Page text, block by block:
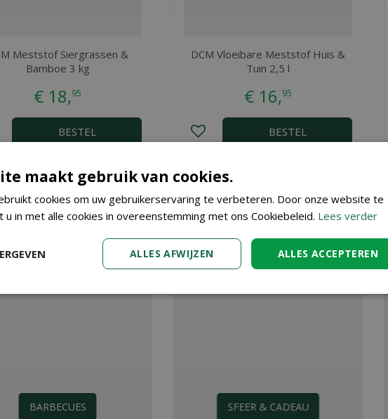
Meststof Siergrassen &
Bamboe 3 kg
€ 18,95
BESTEL
DCM Vloeibare Meststof Huis &
Tuin 2,5 l
€ 16,95
BESTEL
Vincent in Dendermonde, nabij Aalst, Gent en Sint Niklaas, vindt u
Wilt u meer informatie over DCM Bloedmeel 1,5 kg dan bent u ook van
ziens!
BARBECUES SFEER & CADEAU
maakt gebruik van cookies.
cookies om uw gebruikerservaring te verbeteren. Door onze website te
u in met alle cookies in overeenstemming met ons Cookiebeleid. Lees verder
ALLES ACCEPTEREN
ALLES AFWIJZEN